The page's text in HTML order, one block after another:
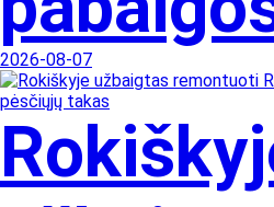
2026-08-07